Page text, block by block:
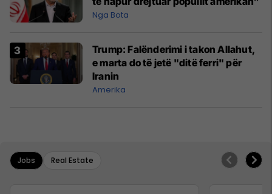
Nga Bota
Trump: Falënderimi i takon Allahut,
e marta do të jetë "ditë ferri" për
Iranin
Amerika
Jobs Real Estate